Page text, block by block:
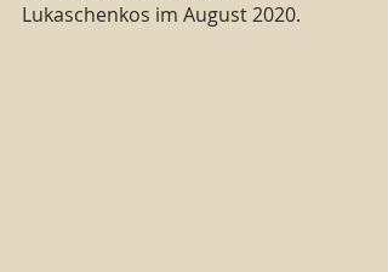
Lukaschenkos im August 2020.